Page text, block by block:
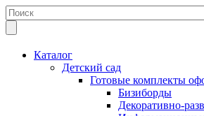
Каталог
Детский сад
Готовые комплекты
Бизиборды
Декоративно-